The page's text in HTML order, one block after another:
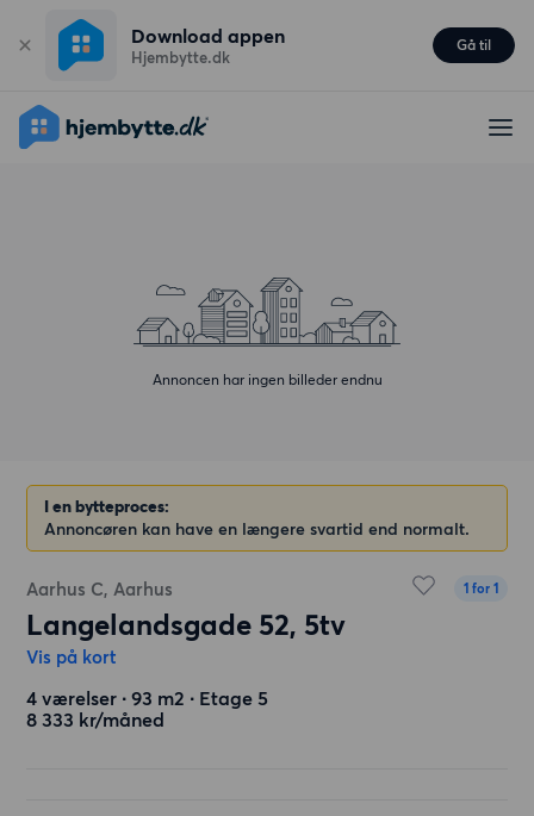
Download appen
Hjembytte.dk
Gå til
Annoncen har ingen billeder endnu
I en bytteproces:
Annoncøren kan have en længere svartid end normalt.
Aarhus C, Aarhus 1 for 1
Langelandsgade 52, 5tv
Vis på kort
4 værelser ∙ 93 m2 ∙ Etage 5
8 333 kr/måned